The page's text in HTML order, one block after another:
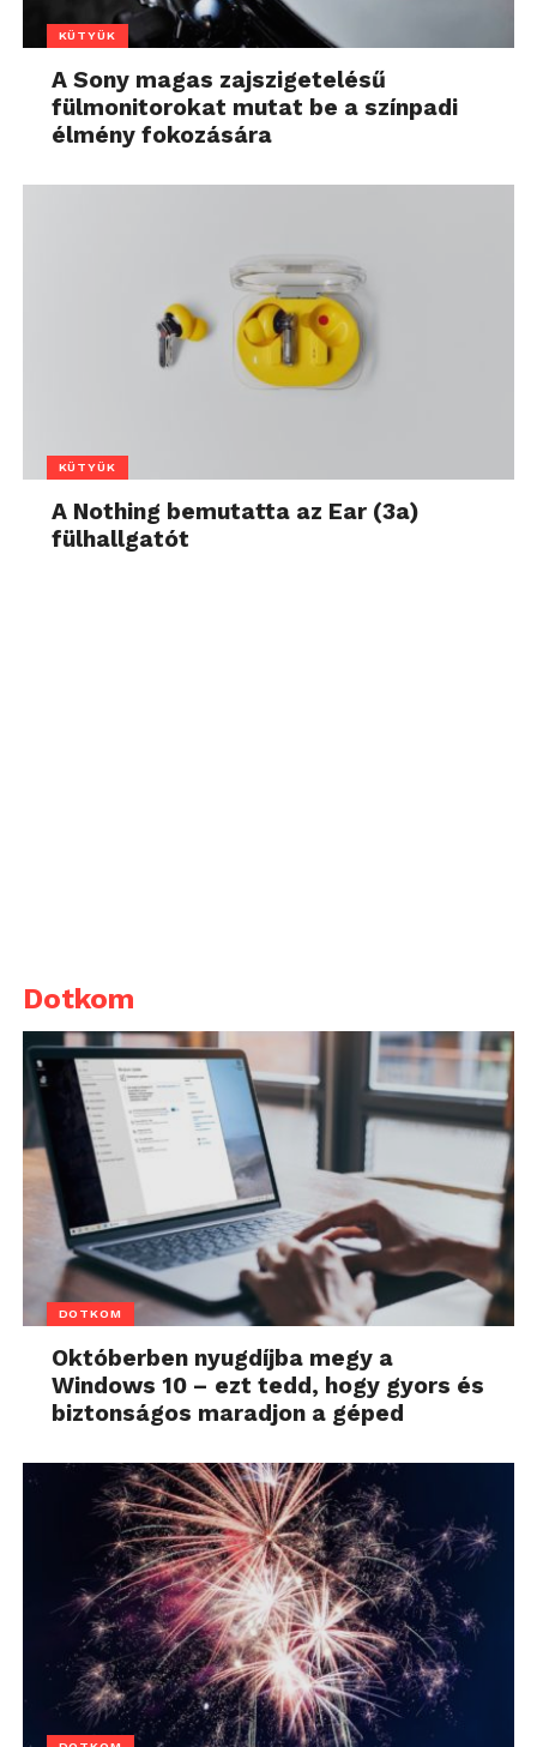
KÜTYÜK
A Sony magas zajszigetelésű
fülmonitorokat mutat be a színpadi
élmény fokozására
KÜTYÜK
A Nothing bemutatta az Ear (3a)
fülhallgatót
Dotkom
DOTKOM
Októberben nyugdíjba megy a
Windows 10 – ezt tedd, hogy gyors és
biztonságos maradjon a géped